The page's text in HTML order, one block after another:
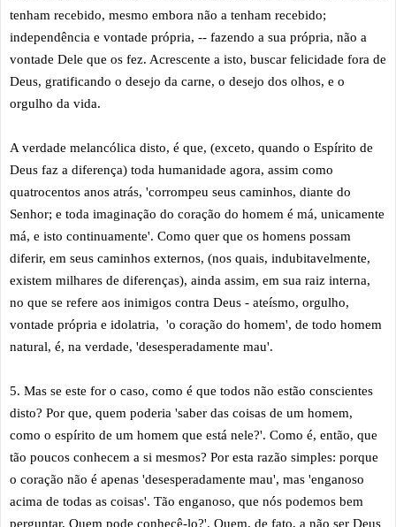
tenham recebido, mesmo embora não a tenham recebido;
independência e vontade própria, -- fazendo a sua própria, não a
vontade Dele que os fez. Acrescente a isto, buscar felicidade fora de
Deus, gratificando o desejo da carne, o desejo dos olhos, e o
orgulho da vida.
A verdade melancólica disto, é que, (exceto, quando o Espírito de
Deus faz a diferença) toda humanidade agora, assim como
quatrocentos anos atrás, 'corrompeu seus caminhos, diante do
Senhor; e toda imaginação do coração do homem é má, unicamente
má, e isto continuamente'. Como quer que os homens possam
diferir, em seus caminhos externos, (nos quais, indubitavelmente,
existem milhares de diferenças), ainda assim, em sua raiz interna,
no que se refere aos inimigos contra Deus - ateísmo, orgulho,
vontade própria e idolatria, 'o coração do homem', de todo homem
natural, é, na verdade, 'desesperadamente mau'.
5. Mas se este for o caso, como é que todos não estão conscientes
disto? Por que, quem poderia 'saber das coisas de um homem,
como o espírito de um homem que está nele?'. Como é, então, que
tão poucos conhecem a si mesmos? Por esta razão simples: porque
o coração não é apenas 'desesperadamente mau', mas 'enganoso
acima de todas as coisas'. Tão enganoso, que nós podemos bem
perguntar, Quem pode conhecê-lo?'. Quem, de fato, a não ser Deus